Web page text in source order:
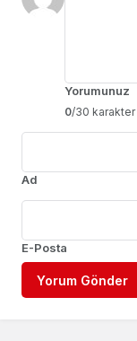
Yorumunuz
0/30 karakter
Ad
E-Posta
Yorum Gönder